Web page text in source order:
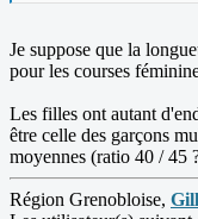
Je suppose que la
pour les courses
Les filles ont autant
être celle des garçons
moyennes (ratio 40 / 45
Région Grenobloise,